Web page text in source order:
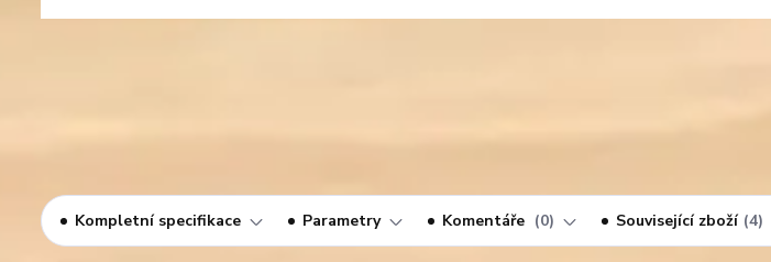
Kompletní specifikace Parametry Komentáře 0 Související zboží 4